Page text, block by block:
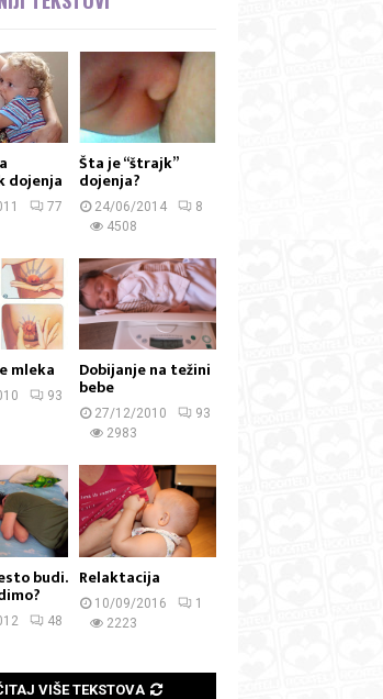
dojenja
77
Šta je “štrajk”
dojenja?
24/06/2014
8
4508
mleka
93
Dobijanje na težini
bebe
27/12/2010
93
2983
budi.
48
Relaktacija
10/09/2016
1
2223
VIŠE TEKSTOVA